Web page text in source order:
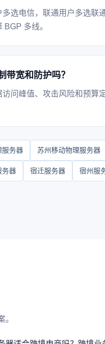
多选电信，联通用户多选联
BGP 多线。
带宽和防护吗？
访问峰值、攻击风险和预算
服务器 苏州移动物理服务器
务器 宿迁服务器 宿州服